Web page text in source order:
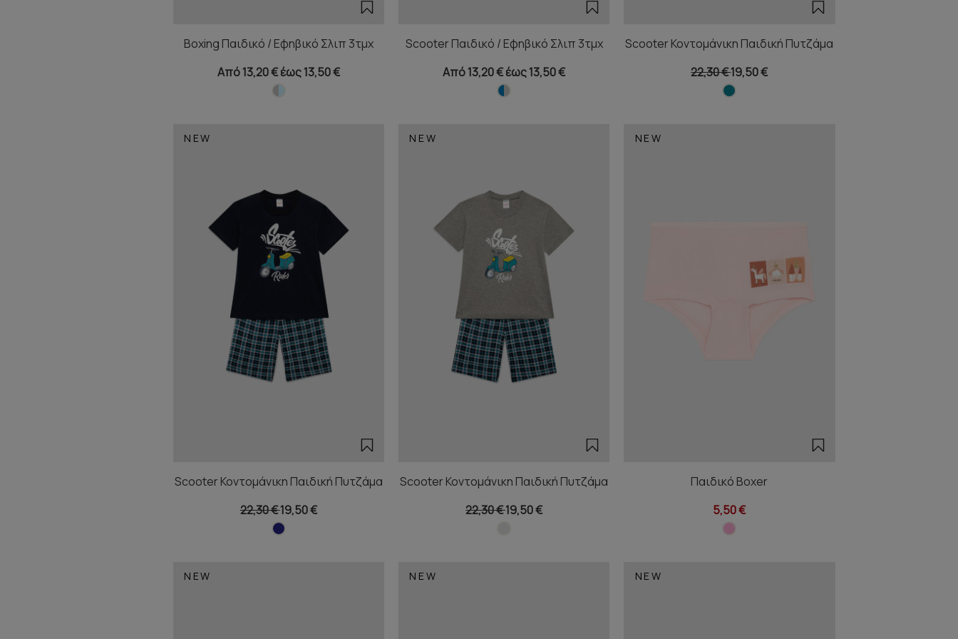
Boxing Παιδικό / Εφηβικό Σλιπ 3τμχ
Από 13,20 € έως 13,50 €
Scooter Παιδικό / Εφηβικό Σλιπ 3τμχ
Από 13,20 € έως 13,50 €
Scooter Κοντομάνικη Παιδική Πυτζάμα
22,30 €19,50 €
NEW
Scooter Κοντομάνικη Παιδική Πυτζάμα
22,30 €19,50 €
NEW
Scooter Κοντομάνικη Παιδική Πυτζάμα
22,30 €19,50 €
NEW
Παιδικό Boxer
5,50 €
NEW NEW NEW